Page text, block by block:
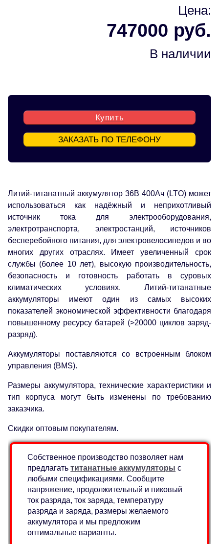
Цена:
747000 руб.
В наличии
Купить
ЗАКАЗАТЬ ПО ТЕЛЕФОНУ
Литий-титанатный аккумулятор 36В 400Ач (LTO) может
использоваться как надёжный и неприхотливый
источник тока для электрооборудования,
электротранспорта, электростанций, источников
бесперебойного питания, для электровелосипедов и во
многих других отраслях. Имеет увеличенный срок
службы (более 10 лет), высокую производительность,
безопасность и готовность работать в суровых
климатических условиях. Литий-титанатные
аккумуляторы имеют один из самых высоких
показателей экономической эффективности благодаря
повышенному ресурсу батарей (>20000 циклов заряд-
разряд).
Аккумуляторы поставляются со встроенным блоком
управления (BMS).
Размеры аккумулятора, технические характеристики и
тип корпуса могут быть изменены по требованию
заказчика.
Скидки оптовым покупателям.
Собственное производство позволяет нам
предлагатьтитанатные аккумуляторы с
любыми спецификациями. Сообщите
напряжение, продолжительный и пиковый
ток разряда, ток заряда, температуру
разряда и заряда, размеры желаемого
аккумулятора и мы предложим
оптимальные варианты.